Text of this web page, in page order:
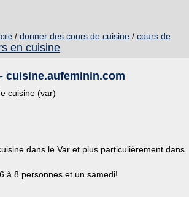
/ donner des cours de cuisine / cours de
en cuisine
cuisine.aufeminin.com
cuisine (var)
dans le Var et plus particulièrement dans
à 8 personnes et un samedi!